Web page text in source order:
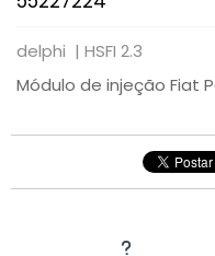
delphi | HSFI 2.3
Módulo de injeção Fiat